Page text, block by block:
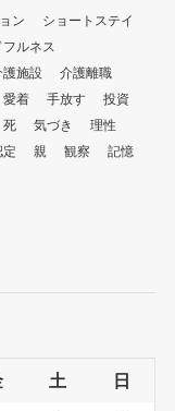
ン
ショートステイ
ルネス
護施設
介護離職
愛着 手放す
投資
死 気づき
理性
定 親 観察
記憶
土 日